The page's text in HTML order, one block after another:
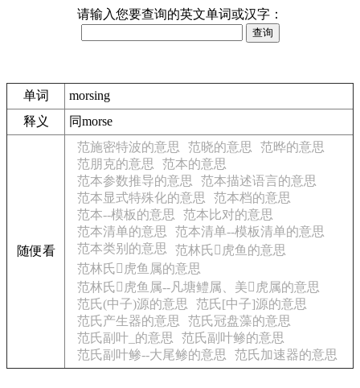
请输入您要查询的英文单词或汉字：
单词
morsing
释义
同morse
随便看
范施密特波的意思 范晓的意思
范晔的意思
范朋克的意思
范本的意思
范本参数推导的意思
范本描述语言的意思
范本显式特殊化的意思
范本档的意思
范本--模板的意思
范本比对的意思
范本清单的意思
范本清单--模板清单的意思
范本类别的意思
范林氏𫚥虎鱼的意思
范林氏𫚥虎鱼属的意思
范林氏𫚥虎鱼属--凡塘鳢属、美𫚥虎属的意思
范氏(中子)源的意思
范氏[中子]源的意思
范氏产生器的意思
范氏冠盘藻的意思
范氏副叶_的意思
范氏副叶鲹的意思
范氏副叶鲹--大尾鲹的意思
范氏加速器的意思